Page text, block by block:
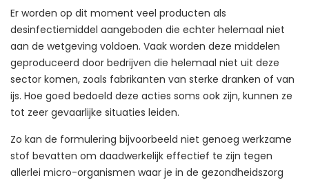
Er worden op dit moment veel producten als
desinfectiemiddel aangeboden die echter helemaal niet
aan de wetgeving voldoen. Vaak worden deze middelen
geproduceerd door bedrijven die helemaal niet uit deze
sector komen, zoals fabrikanten van sterke dranken of van
ijs. Hoe goed bedoeld deze acties soms ook zijn, kunnen ze
tot zeer gevaarlijke situaties leiden.
Zo kan de formulering bijvoorbeeld niet genoeg werkzame
stof bevatten om daadwerkelijk effectief te zijn tegen
allerlei micro-organismen waar je in de gezondheidszorg